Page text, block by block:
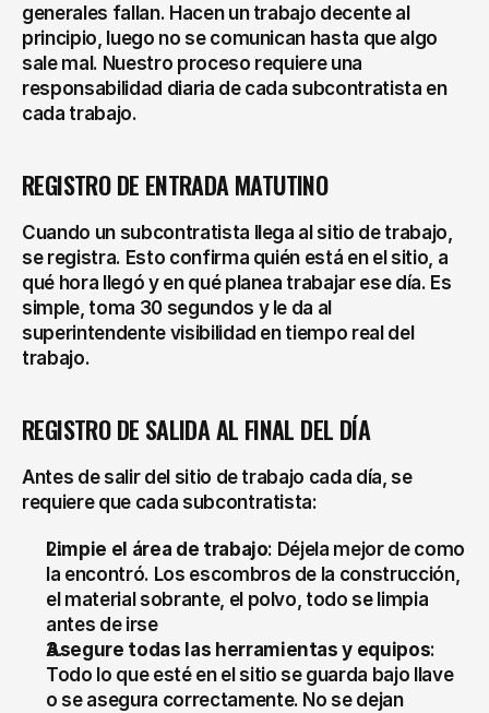
generales fallan. Hacen un trabajo decente al
principio, luego no se comunican hasta que algo
sale mal. Nuestro proceso requiere una
responsabilidad diaria de cada subcontratista en
cada trabajo.
REGISTRO DE ENTRADA MATUTINO
Cuando un subcontratista llega al sitio de trabajo,
se registra. Esto confirma quién está en el sitio, a
qué hora llegó y en qué planea trabajar ese día. Es
simple, toma 30 segundos y le da al
superintendente visibilidad en tiempo real del
trabajo.
REGISTRO DE SALIDA AL FINAL DEL DÍA
Antes de salir del sitio de trabajo cada día, se
requiere que cada subcontratista:
Limpie el área de trabajo: Déjela mejor de como
la encontró. Los escombros de la construcción,
el material sobrante, el polvo, todo se limpia
antes de irse
Asegure todas las herramientas y equipos:
Todo lo que esté en el sitio se guarda bajo llave
o se asegura correctamente. No se dejan